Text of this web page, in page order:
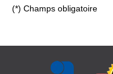
(*) Champs obligatoire